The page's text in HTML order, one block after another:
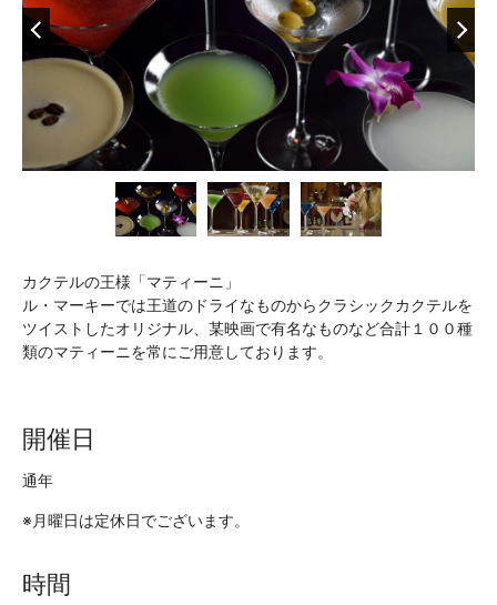
カクテルの王様「マティーニ」
ル・マーキーでは王道のドライなものからクラシックカクテルを
ツイストしたオリジナル、某映画で有名なものなど合計１００種
類のマティーニを常にご用意しております。
開催日
通年
※月曜日は定休日でございます。
時間